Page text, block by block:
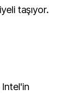
taşıyor.
Intel'in